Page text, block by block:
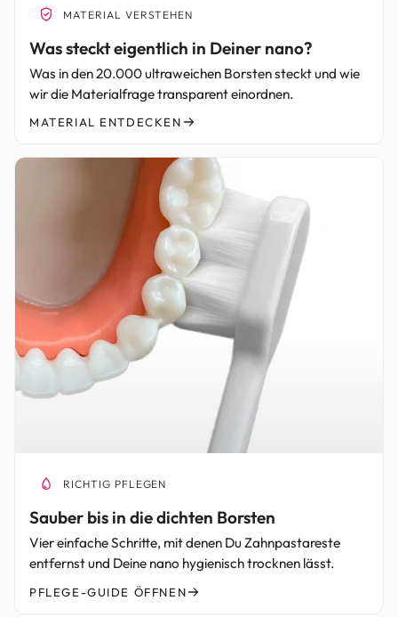
MATERIAL VERSTEHEN
Was steckt eigentlich in Deiner nano?
Was in den 20.000 ultraweichen Borsten steckt und wie
wir die Materialfrage transparent einordnen.
MATERIAL ENTDECKEN
RICHTIG PFLEGEN
Sauber bis in die dichten Borsten
Vier einfache Schritte, mit denen Du Zahnpastareste
entfernst und Deine nano hygienisch trocknen lässt.
PFLEGE-GUIDE ÖFFNEN